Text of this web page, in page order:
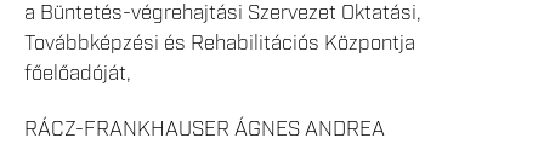
a Büntetés-végrehajtási Szervezet Oktatási,
Továbbképzési és Rehabilitációs Központja
főelőadóját,
RÁCZ-FRANKHAUSER ÁGNES ANDREA